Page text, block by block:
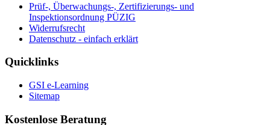
Prüf-, Überwachungs-, Zertifizierungs- und
Inspektionsordnung PÜZIG
Widerrufsrecht
Datenschutz - einfach erklärt
Quicklinks
GSI e-Learning
Sitemap
Kostenlose Beratung